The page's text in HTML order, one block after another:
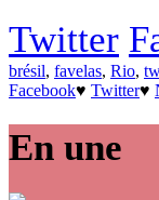
Twitter
brésil, favelas, Rio,
Facebook♥ Twitter♥
En une